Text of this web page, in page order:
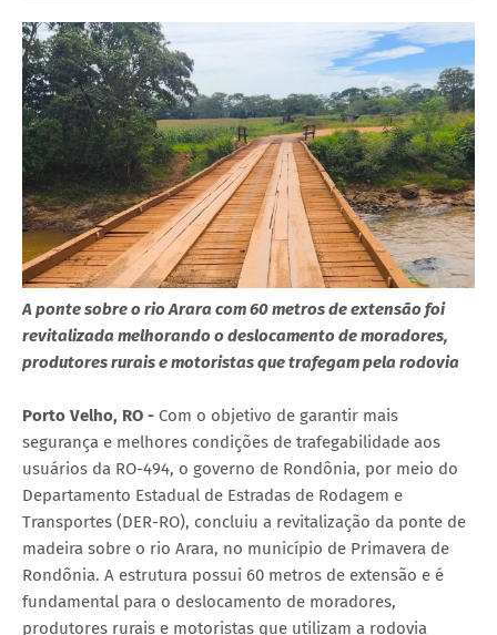
A ponte sobre o rio Arara com 60 metros de extensão foi
revitalizada melhorando o deslocamento de moradores,
produtores rurais e motoristas que trafegam pela rodovia
Porto Velho, RO - Com o objetivo de garantir mais
segurança e melhores condições de trafegabilidade aos
usuários da RO-494, o governo de Rondônia, por meio do
Departamento Estadual de Estradas de Rodagem e
Transportes (DER-RO), concluiu a revitalização da ponte de
madeira sobre o rio Arara, no município de Primavera de
Rondônia. A estrutura possui 60 metros de extensão e é
fundamental para o deslocamento de moradores,
produtores rurais e motoristas que utilizam a rodovia